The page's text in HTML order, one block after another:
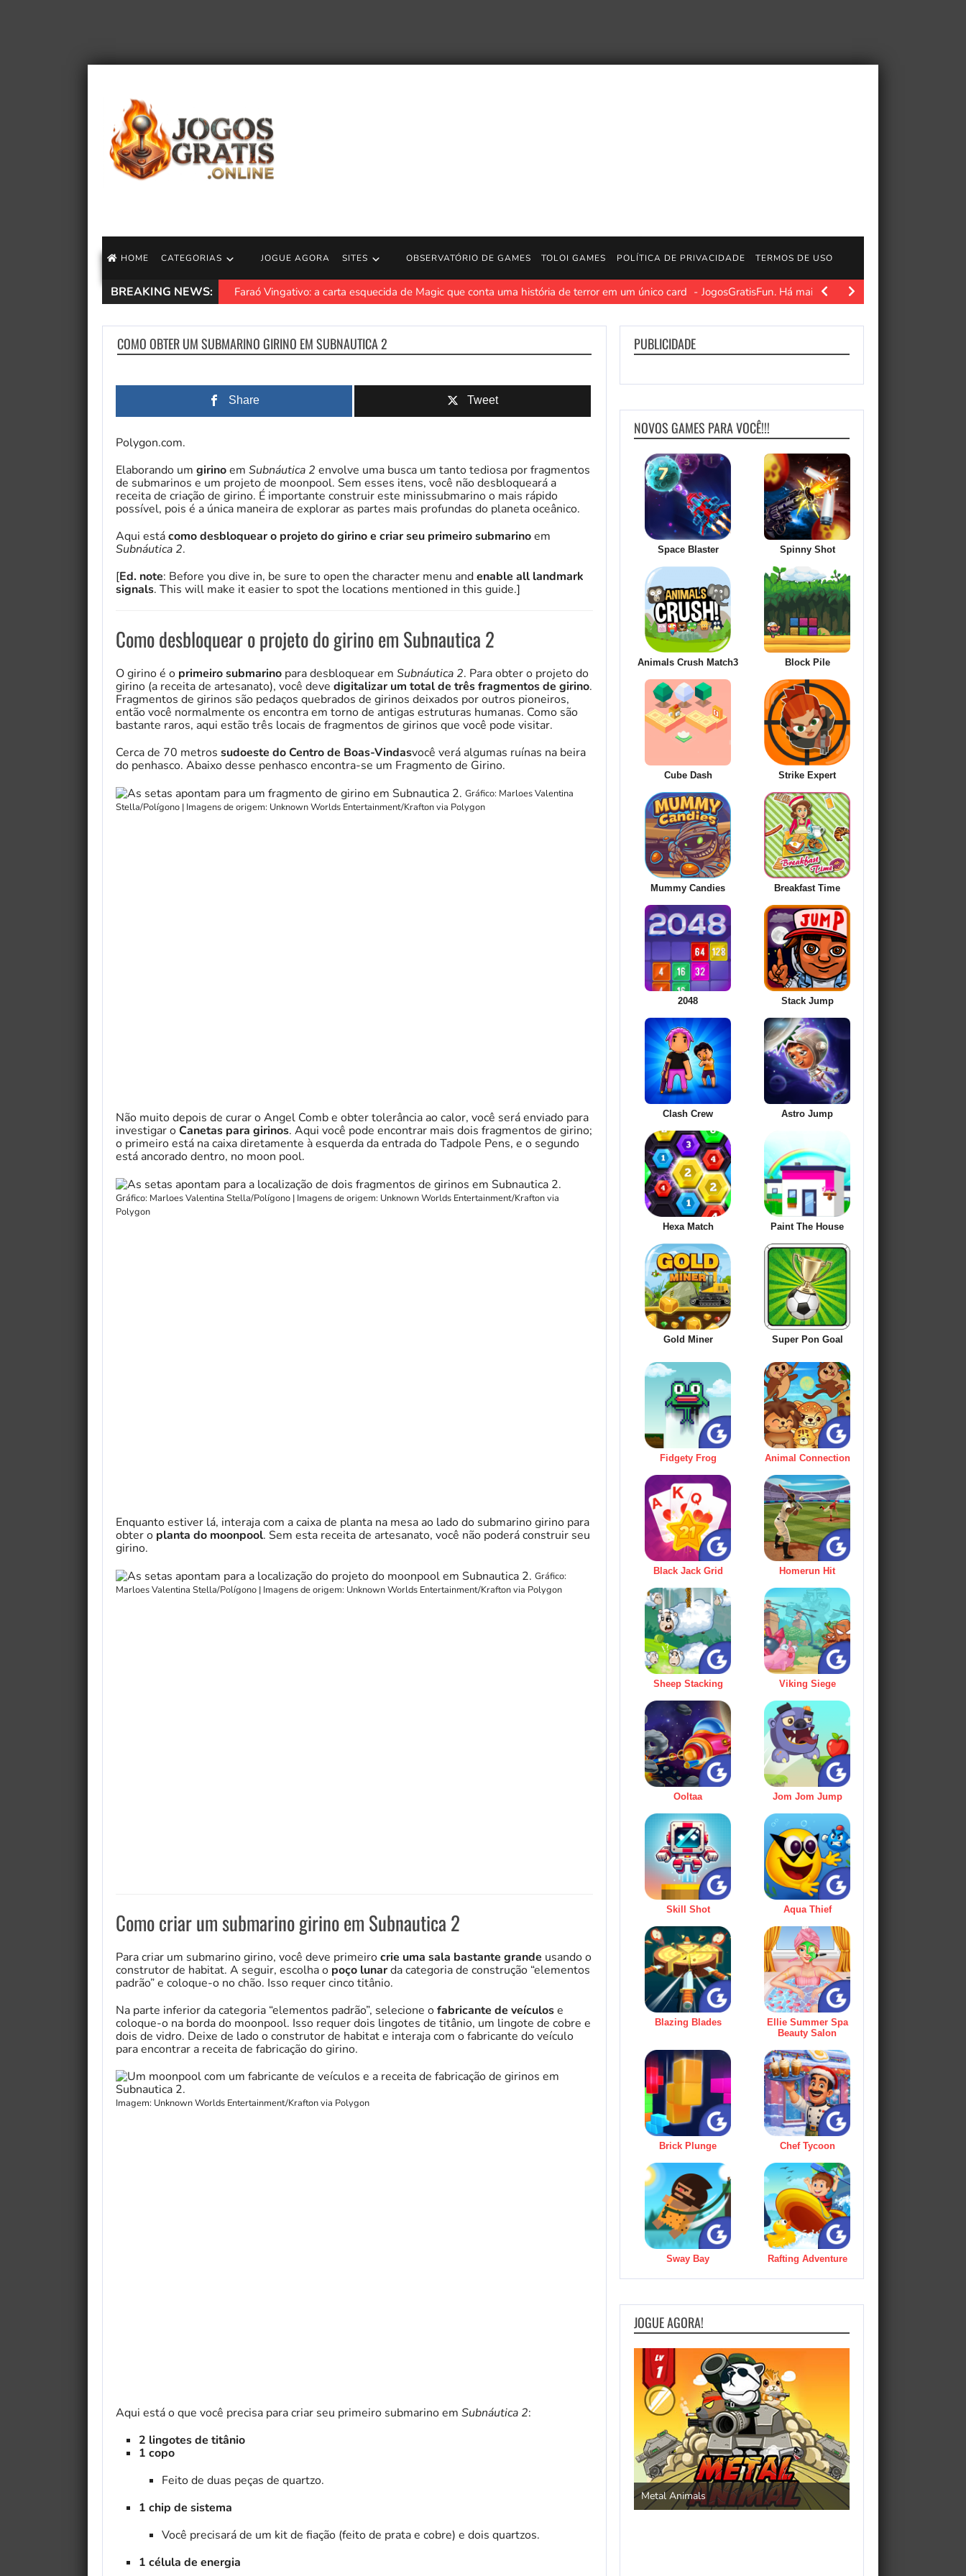
HOME CATEGORIAS JOGUE AGORA SITES OBSERVATÓRIO DE GAMES TOLOI GAMES POLÍTICA DE PRIVACIDADE TERMOS DE USO
BREAKING NEWS: Faraó Vingativo: a carta esquecida de Magic que conta uma história de terror em um único card JogosGratisFun. Há mais de 15 anos, Magic: The
COMO OBTER UM SUBMARINO GIRINO EM SUBNAUTICA 2
Share Tweet
Polygon.com.
Elaborando um girinoem Subnáutica 2 envolve uma busca um tanto tediosa por fragmentos
de submarinos e um projeto de moonpool. Sem esses itens, você não desbloqueará a
receita de criação de girino. É importante construir este minissubmarino o mais rápido
possível, pois é a única maneira de explorar as partes mais profundas do planeta oceânico.
Aqui estácomo desbloquear o projeto do girino e criar seu primeiro submarinoem
Subnáutica 2.
[Ed. note: Before you dive in, be sure to open the character menu andenable all landmark
signals. This will make it easier to spot the locations mentioned in this guide.]
Como desbloquear o projeto do girino em Subnautica 2
O girino é o primeiro submarino para desbloquear em Subnáutica 2. Para obter o projeto do
girino (a receita de artesanato), você deve digitalizar um total de três fragmentos de girino.
Fragmentos de girinos são pedaços quebrados de girinos deixados por outros pioneiros,
então você normalmente os encontra em torno de antigas estruturas humanas. Como são
bastante raros, aqui estão três locais de fragmentos de girinos que você pode visitar.
Cerca de 70 metros sudoeste do Centro de Boas-Vindasvocê verá algumas ruínas na beira
do penhasco. Abaixo desse penhasco encontra-se um Fragmento de Girino.
Gráfico: Marloes Valentina
Stella/Polígono | Imagens de origem: Unknown Worlds Entertainment/Krafton via Polygon
Não muito depois de curar o Angel Comb e obter tolerância ao calor, você será enviado para
investigar oCanetas para girinos. Aqui você pode encontrar mais dois fragmentos de girino;
o primeiro está na caixa diretamente à esquerda da entrada do Tadpole Pens, e o segundo
está ancorado dentro, no moon pool.
Gráfico: Marloes Valentina Stella/Polígono | Imagens de origem: Unknown Worlds Entertainment/Krafton via
Polygon
Enquanto estiver lá, interaja com a caixa de planta na mesa ao lado do submarino girino para
obter o planta do moonpool. Sem esta receita de artesanato, você não poderá construir seu
girino.
Gráfico:
Marloes Valentina Stella/Polígono | Imagens de origem: Unknown Worlds Entertainment/Krafton via Polygon
Como criar um submarino girino em Subnautica 2
Para criar um submarino girino, você deve primeirocrie uma sala bastante grande usando o
construtor de habitat. A seguir, escolha o poço lunarda categoria de construção “elementos
padrão” e coloque-o no chão. Isso requer cinco titânio.
Na parte inferior da categoria “elementos padrão”, selecione ofabricante de veículose
coloque-o na borda do moonpool. Isso requer dois lingotes de titânio, um lingote de cobre e
dois de vidro. Deixe de lado o construtor de habitat e interaja com o fabricante do veículo
para encontrar a receita de fabricação do girino.
Imagem: Unknown Worlds Entertainment/Krafton via Polygon
Aqui está o que você precisa para criar seu primeiro submarino em Subnáutica 2:
2 lingotes de titânio
1 copo
Feito de duas peças de quartzo.
1 chip de sistema
Você precisará de um kit de fiação (feito de prata e cobre) e dois quartzos.
1 célula de energia
PUBLICIDADE
NOVOS GAMES PARA VOCÊ!!!
Space Blaster Spinny Shot
Animals Crush Match3 Block Pile
Cube Dash Strike Expert
Mummy Candies Breakfast Time
2048 Stack Jump
Clash Crew Astro Jump
Hexa Match Paint The House
Gold Miner Super Pon Goal
Fidgety Frog Animal Connection
Black Jack Grid Homerun Hit
Sheep Stacking Viking Siege
Ooltaa Jom Jom Jump
Skill Shot Aqua Thief
Blazing Blades
Ellie Summer Spa
Beauty Salon
Brick Plunge Chef Tycoon
Sway Bay Rafting Adventure
JOGUE AGORA!
My Fairytale Griffin
Metal Animals